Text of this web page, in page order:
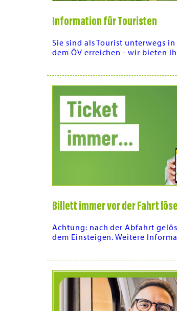
Information für Touristen
Sie sind als Tourist unterwegs
dem ÖV erreichen - wir bieten
Billett immer vor der Fahrt
Achtung: nach der Abfahrt
dem Einsteigen. Weitere